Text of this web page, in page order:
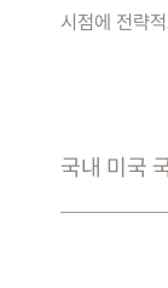
시점에 전략
국내 미국